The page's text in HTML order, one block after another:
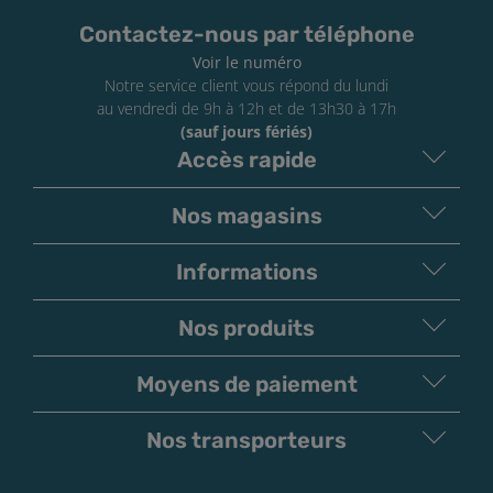
Contactez-nous par téléphone
Voir le numéro
Notre service client vous répond du lundi
au vendredi de 9h à 12h et de 13h30 à 17h
(sauf jours fériés)
Accès rapide
Nos magasins
Informations
Nos produits
Moyens de paiement
Nos transporteurs